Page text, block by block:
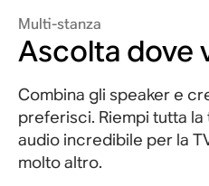
Multi-stanza
Ascolta dove
Combina gli speaker e
preferisci. Riempi tutta la
audio incredibile per la
molto altro.